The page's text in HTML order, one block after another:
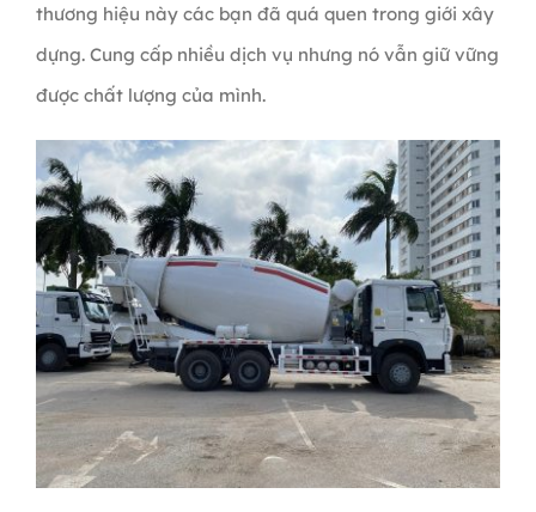
thương hiệu này các bạn đã quá quen trong giới xây
dựng. Cung cấp nhiều dịch vụ nhưng nó vẫn giữ vững
được chất lượng của mình.